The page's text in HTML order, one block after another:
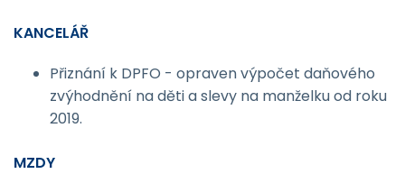
KANCELÁŘ
Přiznání k DPFO - opraven výpočet daňového
zvýhodnění na děti a slevy na manželku od roku
2019.
MZDY